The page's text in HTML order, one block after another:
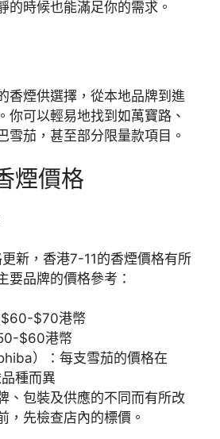
的時候也能滿足你的需求。
香煙供選擇，從本地品牌到進
你可以輕易地找到如萬寶路、
雪茄，甚至部分限量款項目。
煙價格
新，香港7-11的香煙價格有所
要品牌的價格參考：
$60-$70港幣
$60港幣
）：每支雪茄的價格在
種而異
、包裝及供應的不同而有所改
，先檢查店內的標價。